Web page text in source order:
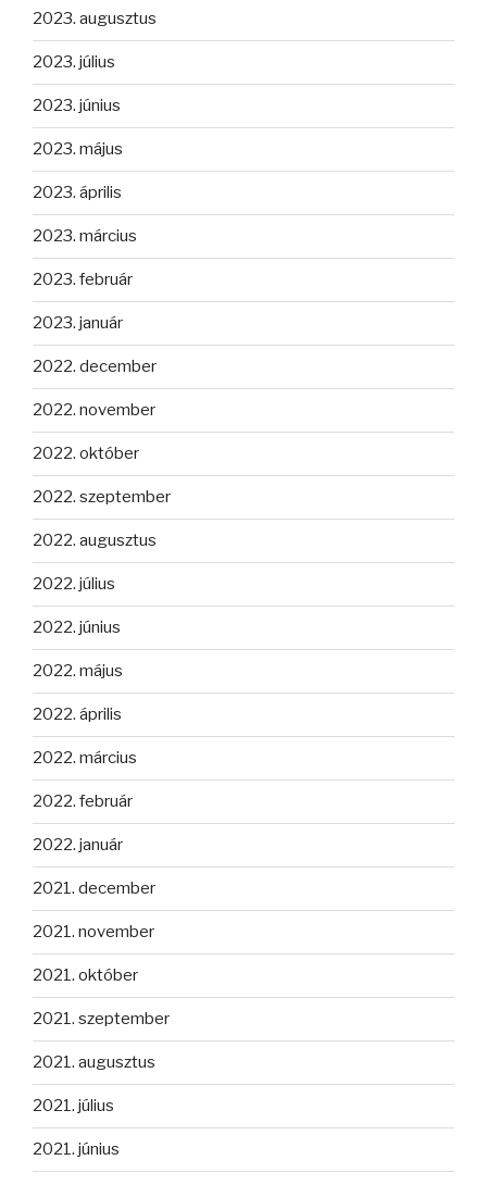
2023. augusztus
2023. július
2023. június
2023. május
2023. április
2023. március
2023. február
2023. január
2022. december
2022. november
2022. október
2022. szeptember
2022. augusztus
2022. július
2022. június
2022. május
2022. április
2022. március
2022. február
2022. január
2021. december
2021. november
2021. október
2021. szeptember
2021. augusztus
2021. július
2021. június